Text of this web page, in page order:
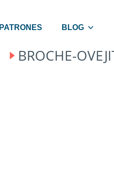
PATRONES BLOG
BROCHE-